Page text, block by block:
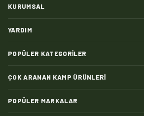
KURUMSAL
YARDIM
POPÜLER KATEGORILER
ÇOK ARANAN KAMP ÜRÜNLERI
POPÜLER MARKALAR